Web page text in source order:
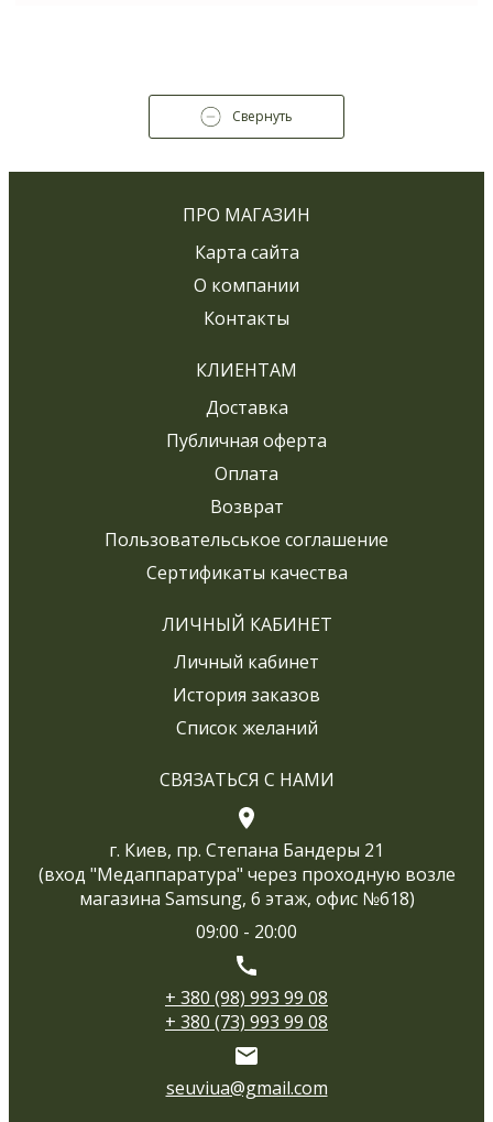
Свернуть
ПРО МАГАЗИН
Карта сайта
О компании
Контакты
КЛИЕНТАМ
Доставка
Публичная оферта
Оплата
Возврат
Пользовательськое соглашение
Сертификаты качества
ЛИЧНЫЙ КАБИНЕТ
Личный кабинет
История заказов
Список желаний
СВЯЗАТЬСЯ С НАМИ
г. Киев, пр. Степана Бандеры 21
(вход "Медаппаратура" через проходную возле
магазина Samsung, 6 этаж, офис №618)
09:00 - 20:00
+ 380 (98) 993 99 08
+ 380 (73) 993 99 08
seuviua@gmail.com